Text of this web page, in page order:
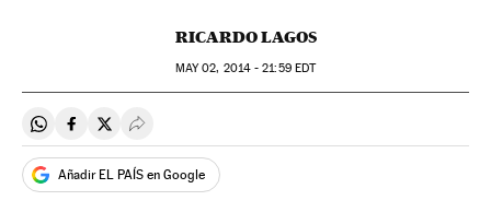
RICARDO LAGOS
MAY02, 2014 - 21:59EDT
Compartir en Whatsapp
Compartir en Facebook
Compartir en Twitter
Desplegar Redes Sociales
Añadir EL PAÍS en Google